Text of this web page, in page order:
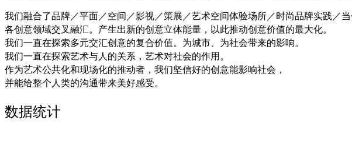
我们融合了品牌／平面／空间／影视／策展／艺术空间体验场所／时尚品牌实践／
各创意领域交叉融汇。产生出新的创意立体能量，以此推动创意价值的最大化。
我们一直在探索多元交汇创意的复合价值。为城市、为社会带来的影响。
我们一直在探索艺术与人的关系，艺术对社会的作用。
作为艺术公共化和现场化的推动者，我们坚信好的创意能影响社会，
并能给整个人类的沟通带来美好感受。
数据统计